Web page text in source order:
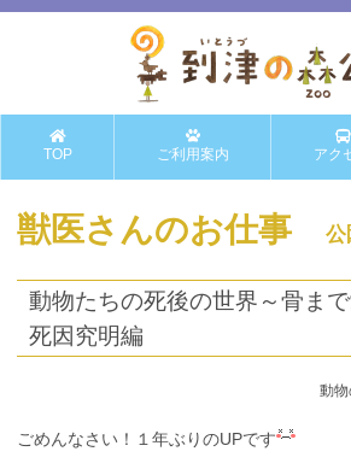
TOP ご利用案内 アク
獣医さんのお仕事 公
動物たちの死後の世界～骨ま
死因究明編
動
ごめんなさい！１年ぶりのUPです